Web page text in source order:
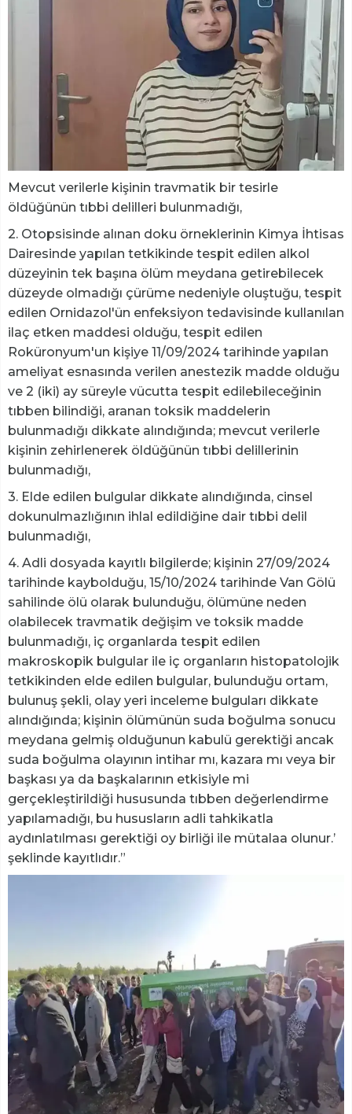
Mevcut verilerle kişinin travmatik bir tesirle
öldüğünün tıbbi delilleri bulunmadığı,
2. Otopsisinde alınan doku örneklerinin Kimya İhtisas
Dairesinde yapılan tetkikinde tespit edilen alkol
düzeyinin tek başına ölüm meydana getirebilecek
düzeyde olmadığı çürüme nedeniyle oluştuğu, tespit
edilen Ornidazol'ün enfeksiyon tedavisinde kullanılan
ilaç etken maddesi olduğu, tespit edilen
Roküronyum'un kişiye 11/09/2024 tarihinde yapılan
ameliyat esnasında verilen anestezik madde olduğu
ve 2 (iki) ay süreyle vücutta tespit edilebileceğinin
tıbben bilindiği, aranan toksik maddelerin
bulunmadığı dikkate alındığında; mevcut verilerle
kişinin zehirlenerek öldüğünün tıbbi delillerinin
bulunmadığı,
3. Elde edilen bulgular dikkate alındığında, cinsel
dokunulmazlığının ihlal edildiğine dair tıbbi delil
bulunmadığı,
4. Adli dosyada kayıtlı bilgilerde; kişinin 27/09/2024
tarihinde kaybolduğu, 15/10/2024 tarihinde Van Gölü
sahilinde ölü olarak bulunduğu, ölümüne neden
olabilecek travmatik değişim ve toksik madde
bulunmadığı, iç organlarda tespit edilen
makroskopik bulgular ile iç organların histopatolojik
tetkikinden elde edilen bulgular, bulunduğu ortam,
bulunuş şekli, olay yeri inceleme bulguları dikkate
alındığında; kişinin ölümünün suda boğulma sonucu
meydana gelmiş olduğunun kabulü gerektiği ancak
suda boğulma olayının intihar mı, kazara mı veya bir
başkası ya da başkalarının etkisiyle mi
gerçekleştirildiği hususunda tıbben değerlendirme
yapılamadığı, bu hususların adli tahkikatla
aydınlatılması gerektiği oy birliği ile mütalaa olunur.’
şeklinde kayıtlıdır.”